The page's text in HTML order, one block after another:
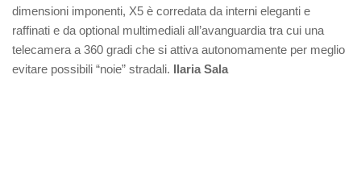
dimensioni imponenti, X5 è corredata da interni eleganti e
raffinati e da optional multimediali all’avanguardia tra cui una
telecamera a 360 gradi che si attiva autonomamente per meglio
evitare possibili “noie” stradali. Ilaria Sala